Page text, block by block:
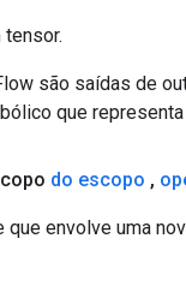
são saídas de
que
do escopo ,
envolve uma